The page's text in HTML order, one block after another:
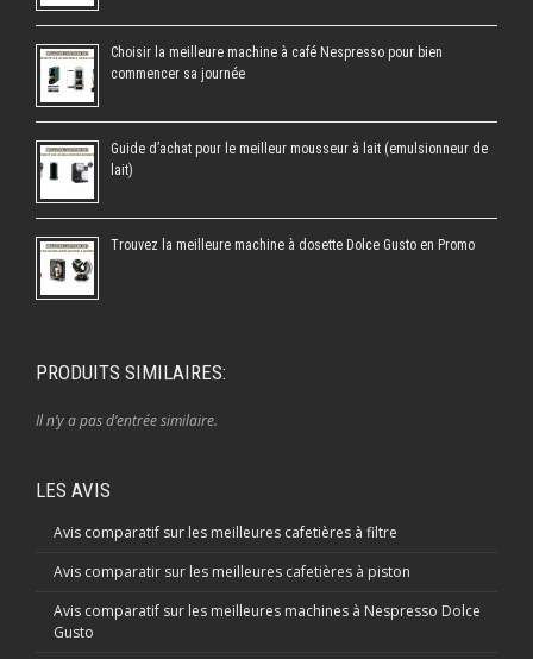
Choisir la meilleure machine à café Nespresso pour bien
commencer sa journée
Guide d’achat pour le meilleur mousseur à lait (emulsionneur de
lait)
Trouvez la meilleure machine à dosette Dolce Gusto en Promo
PRODUITS SIMILAIRES:
Il n’y a pas d’entrée similaire.
LES AVIS
Avis comparatif sur les meilleures cafetières à filtre
Avis comparatir sur les meilleures cafetières à piston
Avis comparatif sur les meilleures machines à Nespresso Dolce
Gusto